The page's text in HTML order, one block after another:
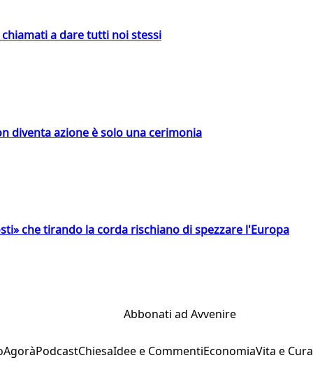
a dare tutti noi stessi
diventa azione è solo una cerimonia
che tirando la corda rischiano di spezzare l'Europa
Abbonati ad Avvenire
AgoràPodcastChiesaIdee e CommentiEconomiaVita e Cura